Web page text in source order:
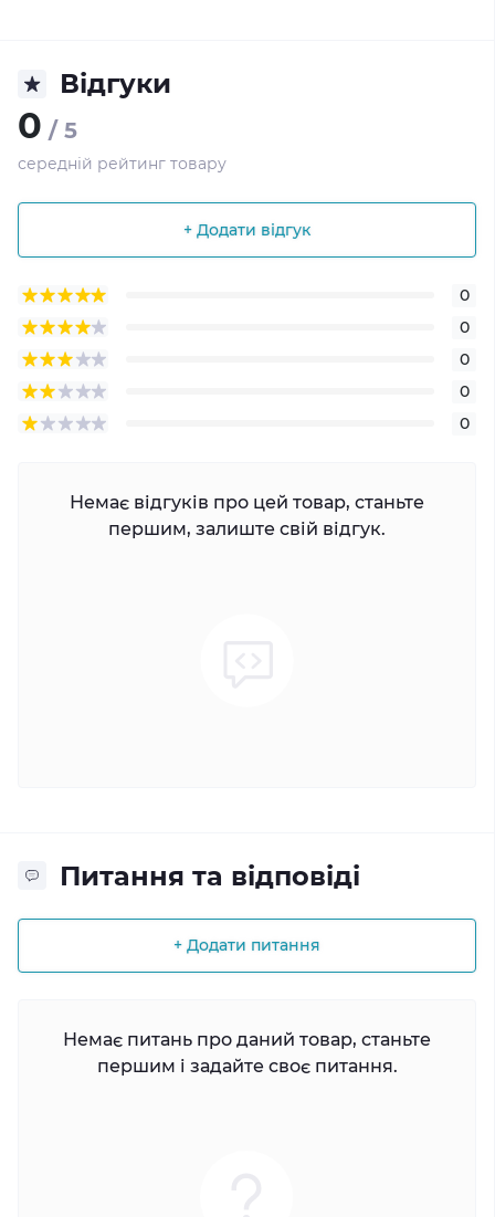
Відгуки
0 / 5
середній рейтинг товару
+ Додати відгук
0
0
0
0
0
Немає відгуків про цей товар, станьте
першим, залиште свій відгук.
Питання та відповіді
+ Додати питання
Немає питань про даний товар, станьте
першим і задайте своє питання.